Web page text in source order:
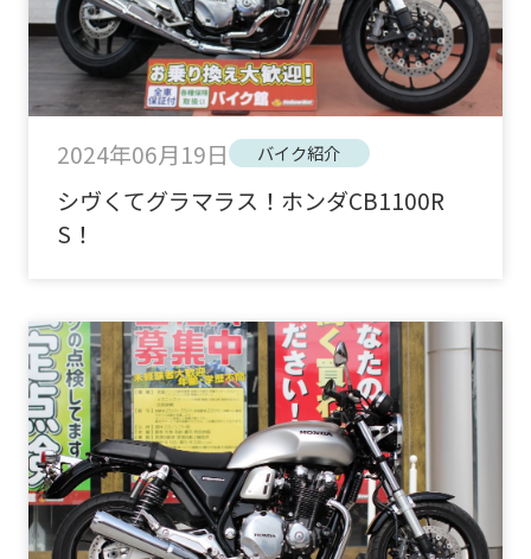
2024年06月19日 バイク紹介
シヴくてグラマラス！ホンダCB1100R
S！